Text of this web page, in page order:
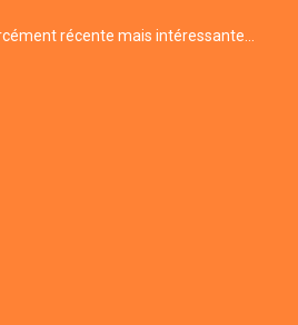
récente mais intéressante…